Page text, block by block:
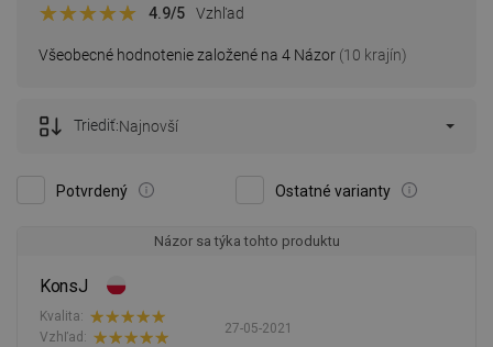
Všeobecné hodnotenie založené na 4 Názor (10 krajín)
4.9/5 Vzhľad
Potvrdený Ostatné varianty
Triediť:Najnovší
Názor sa týka tohto produktu
KonsJ
27-05-2021
Kvalita:
Vzhľad: